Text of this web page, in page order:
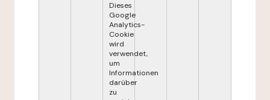
Dieses
Google
Analytics-
Cookie
wird
verwendet,
um
Informationen
darüber
zu